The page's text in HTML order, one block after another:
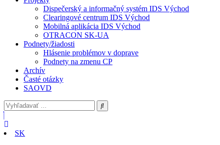
Dispečerský a informačný systém IDS Východ
Clearingové centrum IDS Východ
Mobilná aplikácia IDS Východ
OTRACON SK-UA
Podnety/žiadosti
Hlásenie problémov v doprave
Podnety na zmenu CP
Archív
Časté otázky
SAOVD
SK